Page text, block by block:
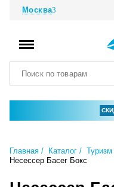
Москва
Главная Каталог Туризм
Несессер Басег Бокс